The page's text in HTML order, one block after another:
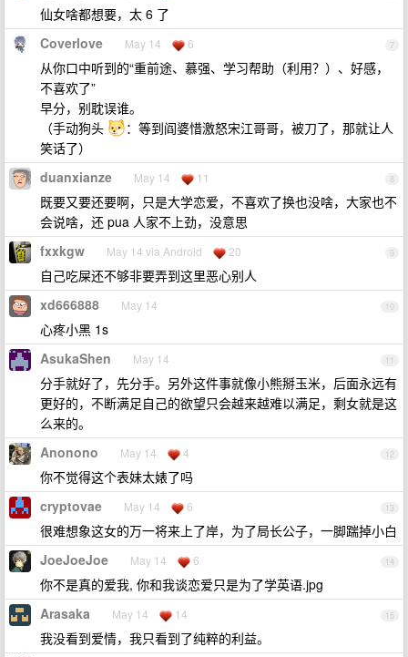
仙女啥都想要，太 6 了
7
Coverlove May 14 6
从你口中听到的“重前途、慕强、学习帮助（利用？）、好感，
不喜欢了”
早分，别耽误谁。
（手动狗头
：等到阎婆惜激怒宋江哥哥，被刀了，那就让人
笑话了）
8
duanxianze May 14 11
既要又要还要啊，只是大学恋爱，不喜欢了换也没啥，大家也不
会说啥，还 pua 人家不上劲，没意思
9
fxxkgw May 14 via Android 20
自己吃屎还不够非要弄到这里恶心别人
10
xd666888 May 14
心疼小黑 1s
11
AsukaShen May 14
分手就好了，先分手。另外这件事就像小熊掰玉米，后面永远有
更好的，不断满足自己的欲望只会越来越难以满足，剩女就是这
么来的。
12
Anonono May 14 4
你不觉得这个表妹太婊了吗
13
cryptovae May 14 6
很难想象这女的万一将来上了岸，为了局长公子，一脚踹掉小白
14
JoeJoeJoe May 14 6
你不是真的爱我, 你和我谈恋爱只是为了学英语.jpg
15
Arasaka May 14 14
我没看到爱情，我只看到了纯粹的利益。